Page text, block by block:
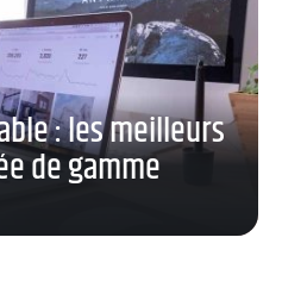
: les meilleurs
de gamme